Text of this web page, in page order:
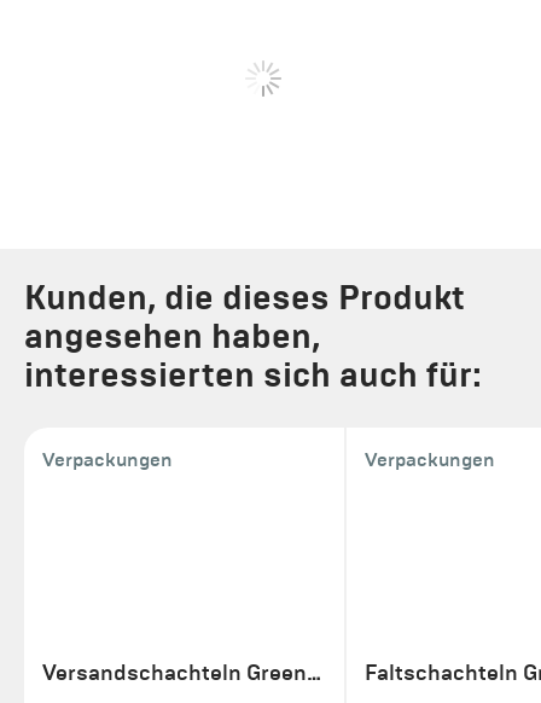
Kunden, die dieses Produkt
angesehen haben,
interessierten sich auch für:
Verpackungen
Versandschachteln GreenLine
Verpackungen
Faltschachteln